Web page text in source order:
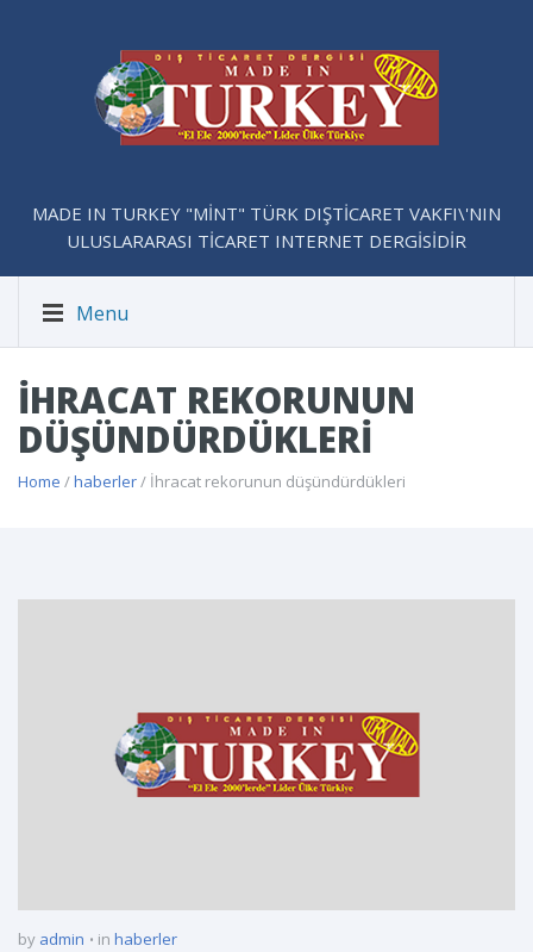
MADE IN TURKEY "MİNT" TÜRK DIŞTİCARET VAKFI\'NIN
ULUSLARARASI TİCARET INTERNET DERGİSİDİR
Menu
İHRACAT REKORUNUN
DÜŞÜNDÜRDÜKLERI
Home /haberler/ İhracat rekorunun düşündürdükleri
by admin in haberler